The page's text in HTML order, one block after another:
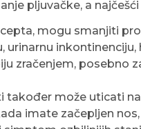
pljuvačke, a
mogu smanjiti
urinarnu
zračenjem,
također može uticati
imate začepljen